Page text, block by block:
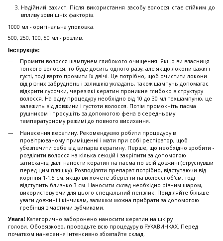
Надійний захист. Після використання засобу волосся стає стійким до
впливу зовнішніх факторів.
1000 мл - оригінальна упоковка.
500, 250, 100, 50 мл - розлив.
Інструкція:
Промити волосся шампунем глибокого очищення. Якщо ви власниця
тонкого волосся, то буде досить одного разу, але якщо локони важкі і
густі, тоді варто промити їх двічі. Це потрібно, щоб очистити локони
від різних забруднень і залишків укладань, також шампунь допомагає
відкрити лусочки, через які кератин проникне глибоко в структуру
волосся. На одну процедуру необхідно від 10 до 30 мл техшампуню, це
залежить від довжини і густоти волосся. Потім промокніть пасма
рушником і просушіть за допомогою фена в середньому
температурному режимі до повного висихання.
Нанесення кератину. Рекомендуємо робити процедуру в
провітрюваному приміщенні і мати при собі респіратор, щоб
убезпечити себе від випарів кератину. Перше, що необхідно зробити -
розділити волосся на кілька секцій і закріпити за допомогою
затискачів, далі нанести кератин на пасма по всій довжині (струснувши
перед цим пляшку). Розподіляти препарат потрібно, відступаючи від
коріння 1-1,5 см, якщо ви хочете зберегти на волоссі об'єм, тоді
відступить близько 3 см. Наносити склад необхідно рівним шаром,
використовуючи для цього спеціальний пензлик. Приділяйте більше
уваги довжині і кінчикам, залишки можна прибрати за допомогою
гребінця з частими зубчиками.
Увага! Категорично заборонено наносити кератин на шкіру
голови. Обов'язково, проводьте всю процедуру в РУКАВИЧКАХ. Перед
початком нанесення інтенсивно збовтайте склад.